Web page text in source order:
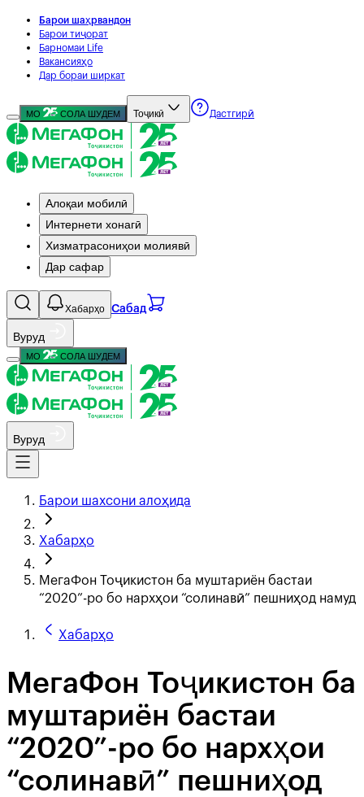
Барои шаҳрвандон
Барои тиҷорат
Барномаи Life
Вакансияҳо
Дар бораи ширкат
МО СОЛА ШУДЕМ Тоҷикӣ Дастгирӣ
Алоқаи мобилӣ
Интернети хонагӣ
Хизматрасониҳои молиявӣ
Дар сафар
Хабарҳо Сабад
Вуруд
МО СОЛА ШУДЕМ
Вуруд
Барои шахсони алоҳида
Хабарҳо
МегаФон Тоҷикистон ба муштариён бастаи
“2020”-ро бо нархҳои “солинавӣ” пешниҳод намуд
Хабарҳо
МегаФон Тоҷикистон ба
муштариён бастаи
“2020”-ро бо нархҳои
“солинавӣ” пешниҳод